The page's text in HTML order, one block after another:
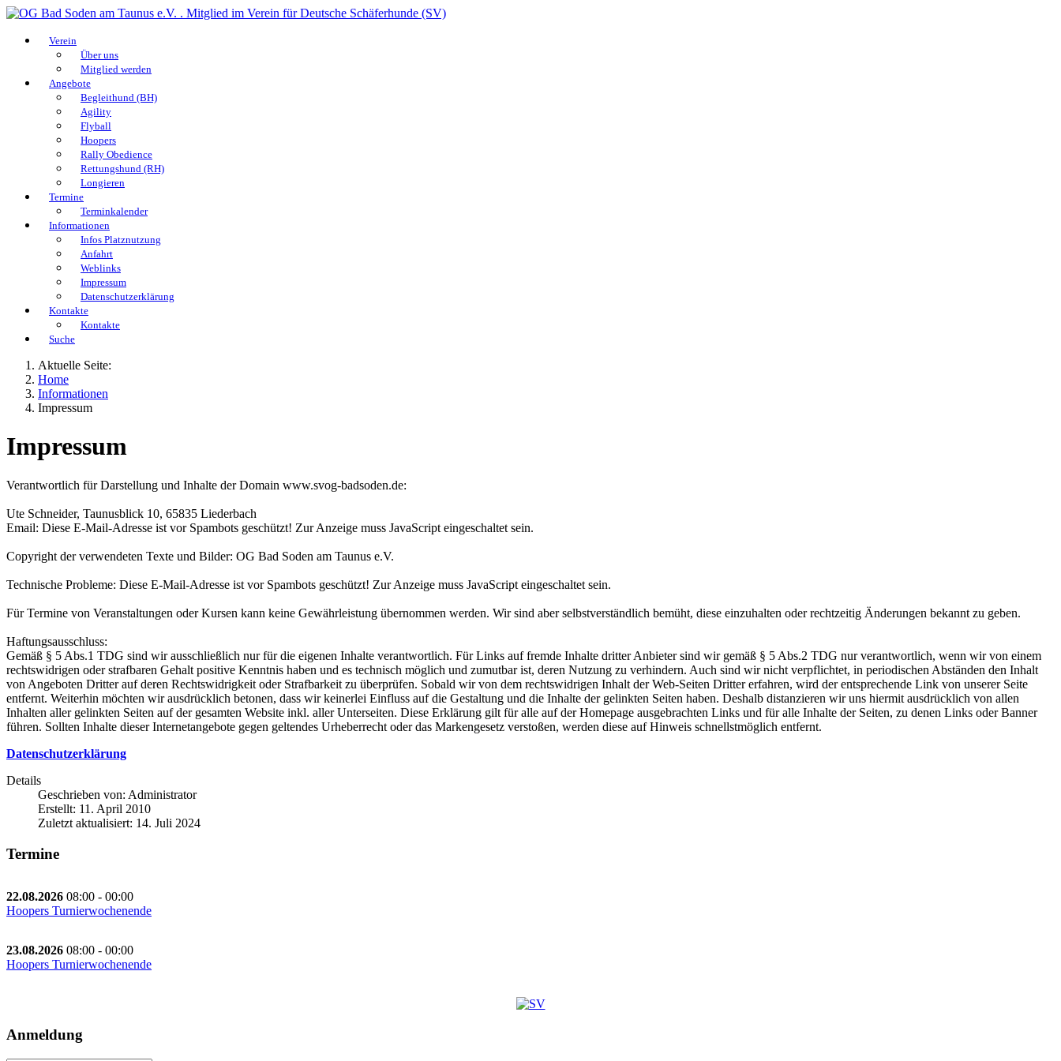
Verein
Über uns
Mitglied werden
Angebote
Begleithund (BH)
Agility
Flyball
Hoopers
Rally Obedience
Rettungshund (RH)
Longieren
Termine
Terminkalender
Informationen
Infos Platznutzung
Anfahrt
Weblinks
Impressum
Datenschutzerklärung
Kontakte
Kontakte
Suche
Aktuelle Seite:
Home
Informationen
Impressum
Impressum
Verantwortlich für Darstellung und Inhalte der Domain www.svog-badsoden.de:
Ute Schneider, Taunusblick 10, 65835 Liederbach
Email: Diese E-Mail-Adresse ist vor Spambots geschützt! Zur Anzeige muss JavaScript eingeschaltet sein.
Copyright der verwendeten Texte und Bilder: OG Bad Soden am Taunus e.V.
Technische Probleme: Diese E-Mail-Adresse ist vor Spambots geschützt! Zur Anzeige muss JavaScript eingeschaltet sein.
Für Termine von Veranstaltungen oder Kursen kann keine Gewährleistung übernommen werden. Wir sind aber selbstverständlich bemüht, diese einzuhalten oder rechtzeitig Änderungen bekannt zu geben.
Haftungsausschluss:
Gemäß § 5 Abs.1 TDG sind wir ausschließlich nur für die eigenen Inhalte verantwortlich. Für Links auf fremde Inhalte dritter Anbieter sind wir gemäß § 5 Abs.2 TDG nur verantwortlich, wenn wir von einem
rechtswidrigen oder strafbaren Gehalt positive Kenntnis haben und es technisch möglich und zumutbar ist, deren Nutzung zu verhindern. Auch sind wir nicht verpflichtet, in periodischen Abständen den Inhalt
von Angeboten Dritter auf deren Rechtswidrigkeit oder Strafbarkeit zu überprüfen. Sobald wir von dem rechtswidrigen Inhalt der Web-Seiten Dritter erfahren, wird der entsprechende Link von unserer Seite
entfernt. Weiterhin möchten wir ausdrücklich betonen, dass wir keinerlei Einfluss auf die Gestaltung und die Inhalte der gelinkten Seiten haben. Deshalb distanzieren wir uns hiermit ausdrücklich von allen
Inhalten aller gelinkten Seiten auf der gesamten Website inkl. aller Unterseiten. Diese Erklärung gilt für alle auf der Homepage ausgebrachten Links und für alle Inhalte der Seiten, zu denen Links oder Banner
führen. Sollten Inhalte dieser Internetangebote gegen geltendes Urheberrecht oder das Markengesetz verstoßen, werden diese auf Hinweis schnellstmöglich entfernt.
Datenschutzerklärung
Details
Geschrieben von: Administrator
Erstellt: 11. April 2010
Zuletzt aktualisiert: 14. Juli 2024
Termine
22.08.2026 08:00 - 00:00
Hoopers Turnierwochenende
23.08.2026 08:00 - 00:00
Hoopers Turnierwochenende
Anmeldung